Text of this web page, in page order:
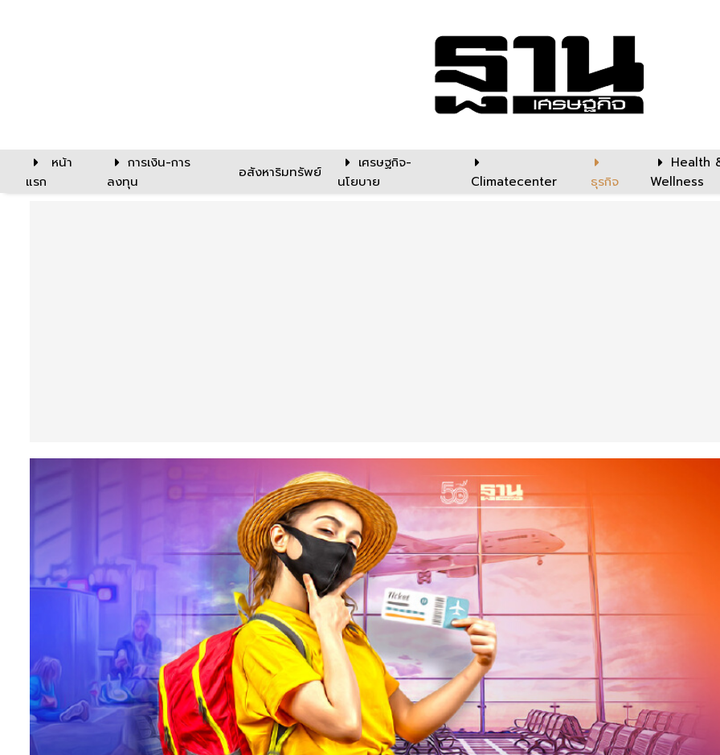
หน้า
แรก
การเงิน-การ
ลงทุน
อสังหาริมทรัพย์
เศรษฐกิจ-
นโยบาย
Climatecenter ธุรกิจ
Health
Wellness